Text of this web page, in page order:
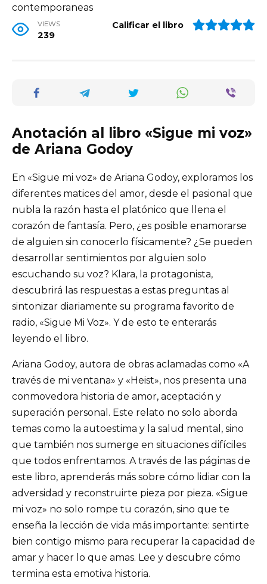
contemporaneas
VIEWS
239
Calificar el libro
Anotación al libro «Sigue mi voz»
de Ariana Godoy
En «Sigue mi voz» de Ariana Godoy, exploramos los
diferentes matices del amor, desde el pasional que
nubla la razón hasta el platónico que llena el
corazón de fantasía. Pero, ¿es posible enamorarse
de alguien sin conocerlo físicamente? ¿Se pueden
desarrollar sentimientos por alguien solo
escuchando su voz? Klara, la protagonista,
descubrirá las respuestas a estas preguntas al
sintonizar diariamente su programa favorito de
radio, «Sigue Mi Voz». Y de esto te enterarás
leyendo el libro.
Ariana Godoy, autora de obras aclamadas como «A
través de mi ventana» y «Heist», nos presenta una
conmovedora historia de amor, aceptación y
superación personal. Este relato no solo aborda
temas como la autoestima y la salud mental, sino
que también nos sumerge en situaciones difíciles
que todos enfrentamos. A través de las páginas de
este libro, aprenderás más sobre cómo lidiar con la
adversidad y reconstruirte pieza por pieza. «Sigue
mi voz» no solo rompe tu corazón, sino que te
enseña la lección de vida más importante: sentirte
bien contigo mismo para recuperar la capacidad de
amar y hacer lo que amas. Lee y descubre cómo
termina esta emotiva historia.